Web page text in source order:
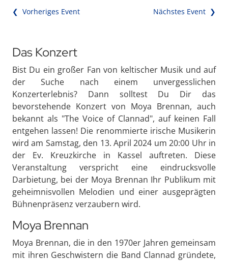
❮ Vorheriges Event Nächstes Event ❯
Das Konzert
Bist Du ein großer Fan von keltischer Musik und auf
der Suche nach einem unvergesslichen
Konzerterlebnis? Dann solltest Du Dir das
bevorstehende Konzert von Moya Brennan, auch
bekannt als "The Voice of Clannad", auf keinen Fall
entgehen lassen! Die renommierte irische Musikerin
wird am Samstag, den 13. April 2024 um 20:00 Uhr in
der Ev. Kreuzkirche in Kassel auftreten. Diese
Veranstaltung verspricht eine eindrucksvolle
Darbietung, bei der Moya Brennan Ihr Publikum mit
geheimnisvollen Melodien und einer ausgeprägten
Bühnenpräsenz verzaubern wird.
Moya Brennan
Moya Brennan, die in den 1970er Jahren gemeinsam
mit ihren Geschwistern die Band Clannad gründete,